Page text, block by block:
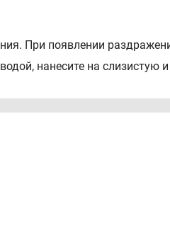
При появлении
нанесите на слизистую